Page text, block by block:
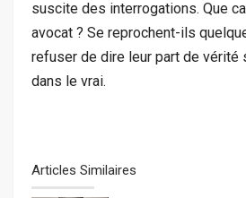
suscite des interrogations. Que
avocat ? Se reprochent-ils
refuser de dire leur part de vérité
dans le vrai.
Articles Similaires